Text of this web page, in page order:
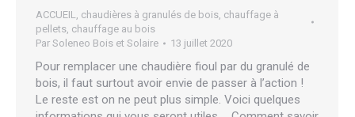
ACCUEIL chaudières à granulés de bois chauffage à
pellets chauffage au bois
Par Soleneo Bois et Solaire 13 juillet 2020
Pour remplacer une chaudière fioul par du granulé de
bois, il faut surtout avoir envie de passer à l’action !
Le reste est on ne peut plus simple. Voici quelques